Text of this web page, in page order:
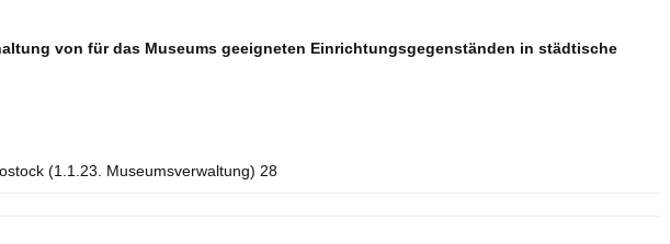
von für das Museums geeigneten Einrichtungsgegenständen in städtische
(1.1.23. Museumsverwaltung) 28